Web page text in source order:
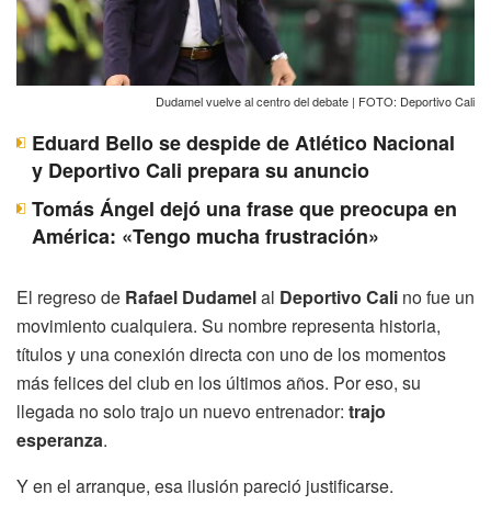
Dudamel vuelve al centro del debate | FOTO: Deportivo Cali
Eduard Bello se despide de Atlético Nacional
y Deportivo Cali prepara su anuncio
Tomás Ángel dejó una frase que preocupa en
América: «Tengo mucha frustración»
El regreso de Rafael Dudamelal Deportivo Cali no fue un
movimiento cualquiera. Su nombre representa historia,
títulos y una conexión directa con uno de los momentos
más felices del club en los últimos años. Por eso, su
llegada no solo trajo un nuevo entrenador: trajo
esperanza.
Y en el arranque, esa ilusión pareció justificarse.